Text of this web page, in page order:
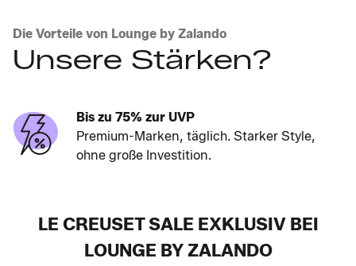
Die Vorteile von Lounge by Zalando
Unsere Stärken?
Bis zu 75% zur UVP
Premium-Marken, täglich. Starker Style,
ohne große Investition.
LE CREUSET SALE EXKLUSIV BEI
LOUNGE BY ZALANDO